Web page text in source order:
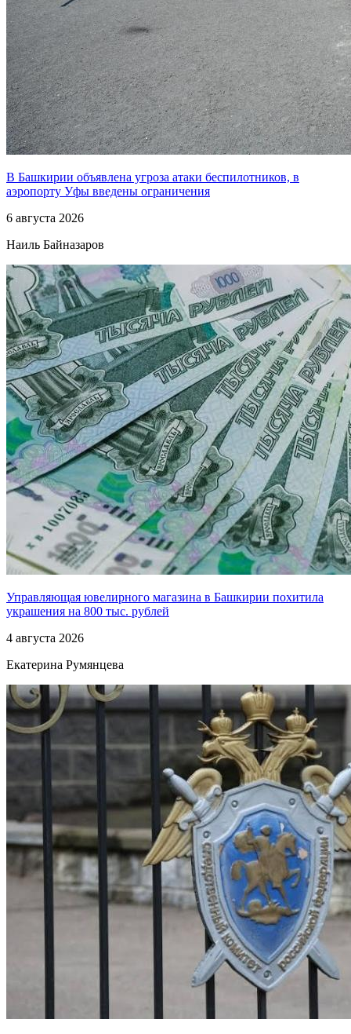
В Башкирии объявлена угроза атаки беспилотников, в
аэропорту Уфы введены ограничения
6 августа 2026
Наиль Байназаров
Управляющая ювелирного магазина в Башкирии похитила
украшения на 800 тыс. рублей
4 августа 2026
Екатерина Румянцева